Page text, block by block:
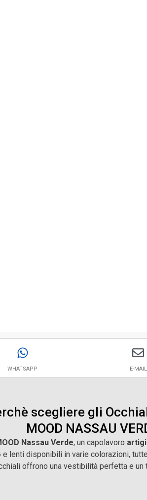
WHATSAPP E-MAIL
scegliere gli
MOOD NASSAU
Nassau Verde, un capolavoro
e lenti disponibili in varie colorazioni,
offrono una vestibilità perfetta e un